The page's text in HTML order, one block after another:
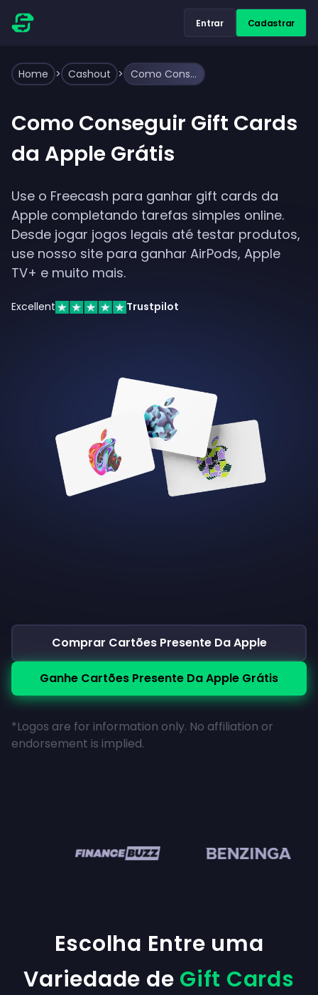
Entrar Cadastrar
Home > Cashout > Como Conseguir Gift Cards da Apple Grátis
Como Conseguir Gift Cards
da Apple Grátis
Use o Freecash para ganhar gift cards da
Apple completando tarefas simples online.
Desde jogar jogos legais até testar produtos,
use nosso site para ganhar AirPods, Apple
TV+ e muito mais.
Excellent Trustpilot
Comprar Cartões Presente Da Apple
Ganhe Cartões Presente Da Apple Grátis
*Logos are for information only. No affiliation or
endorsement is implied.
Escolha Entre uma
Variedade de Gift Cards